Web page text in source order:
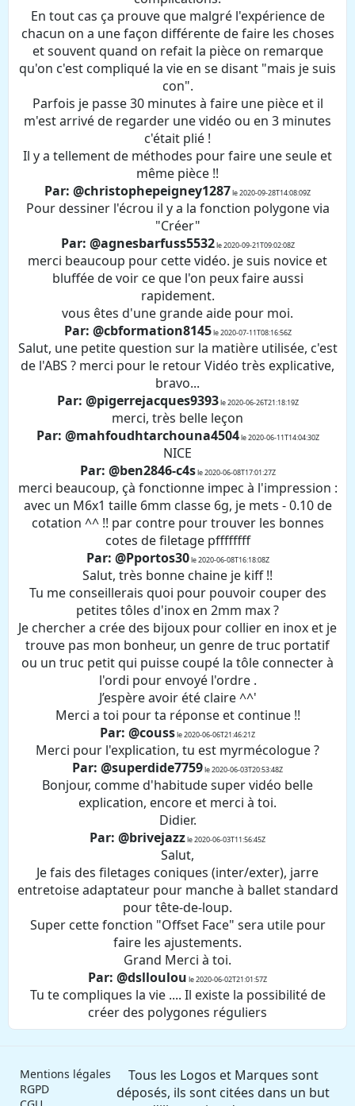
En tout cas ça prouve que malgré l'expérience de
chacun on a une façon différente de faire les choses
et souvent quand on refait la pièce on remarque
qu'on c'est compliqué la vie en se disant "mais je suis
con".
Parfois je passe 30 minutes à faire une pièce et il
m'est arrivé de regarder une vidéo ou en 3 minutes
c'était plié !
Il y a tellement de méthodes pour faire une seule et
même pièce !!
Par: @christophepeigney1287le 2020-09-28T14:08:09Z
Pour dessiner l'écrou il y a la fonction polygone via
"Créer"
Par: @agnesbarfuss5532le 2020-09-21T09:02:08Z
merci beaucoup pour cette vidéo. je suis novice et
bluffée de voir ce que l'on peux faire aussi
rapidement.
vous êtes d'une grande aide pour moi.
Par: @cbformation8145le 2020-07-11T08:16:56Z
Salut, une petite question sur la matière utilisée, c'est
de l'ABS ? merci pour le retour Vidéo très explicative,
bravo...
Par: @pigerrejacques9393le 2020-06-26T21:18:19Z
merci, très belle leçon
Par: @mahfoudhtarchouna4504le 2020-06-11T14:04:30Z
NICE
Par: @ben2846-c4sle 2020-06-08T17:01:27Z
merci beaucoup, çà fonctionne impec à l'impression :
avec un M6x1 taille 6mm classe 6g, je mets - 0.10 de
cotation ^^ !! par contre pour trouver les bonnes
cotes de filetage pffffffff
Par: @Pportos30le 2020-06-08T16:18:08Z
Salut, très bonne chaine je kiff !!
Tu me conseillerais quoi pour pouvoir couper des
petites tôles d'inox en 2mm max ?
Je chercher a crée des bijoux pour collier en inox et je
trouve pas mon bonheur, un genre de truc portatif
ou un truc petit qui puisse coupé la tôle connecter à
l'ordi pour envoyé l'ordre .
J’espère avoir été claire ^^'
Merci a toi pour ta réponse et continue !!
Par: @coussle 2020-06-06T21:46:21Z
Merci pour l'explication, tu est myrmécologue ?
Par: @superdide7759le 2020-06-03T20:53:48Z
Bonjour, comme d'habitude super vidéo belle
explication, encore et merci à toi.
Didier.
Par: @brivejazzle 2020-06-03T11:56:45Z
Salut,
Je fais des filetages coniques (inter/exter), jarre
entretoise adaptateur pour manche à ballet standard
pour tête-de-loup.
Super cette fonction "Offset Face" sera utile pour
faire les ajustements.
Grand Merci à toi.
Par: @dslloulou le 2020-06-02T21:01:57Z
Tu te compliques la vie .... Il existe la possibilité de
créer des polygones réguliers
Mentions légales
RGPD
Tous les Logos et Marques sont
déposés, ils sont citées dans un but